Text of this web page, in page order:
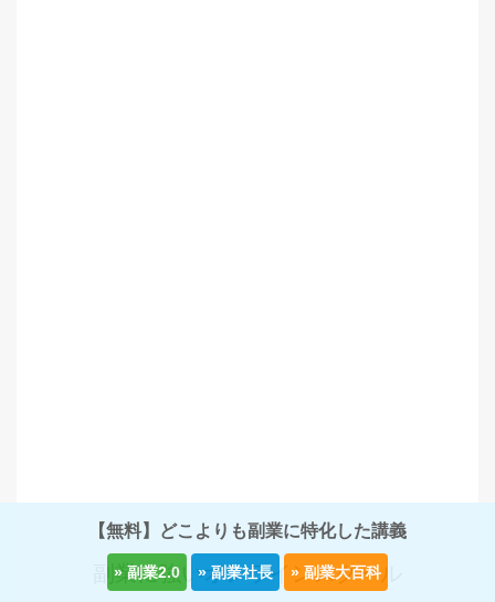
副業に強いオンラインスクール
【無料】どこよりも副業に特化した講義